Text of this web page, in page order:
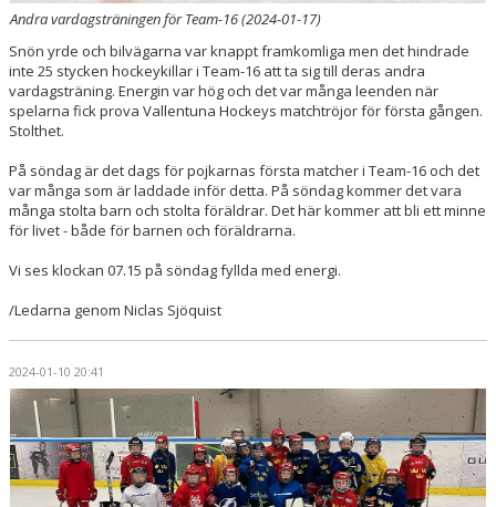
Andra vardagsträningen för Team-16 (2024-01-17)
Snön yrde och bilvägarna var knappt framkomliga men det hindrade
inte 25 stycken hockeykillar i Team-16 att ta sig till deras andra
vardagsträning. Energin var hög och det var många leenden när
spelarna fick prova Vallentuna Hockeys matchtröjor för första gången.
Stolthet.
På söndag är det dags för pojkarnas första matcher i Team-16 och det
var många som är laddade inför detta. På söndag kommer det vara
många stolta barn och stolta föräldrar. Det här kommer att bli ett minne
för livet - både för barnen och föräldrarna.
Vi ses klockan 07.15 på söndag fyllda med energi.
/Ledarna genom Niclas Sjöquist
2024-01-10 20:41